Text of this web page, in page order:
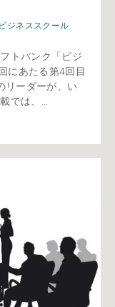
ジネススクール
トバンク「ビジ
にあたる第4回目
リーダーが、い
では、...